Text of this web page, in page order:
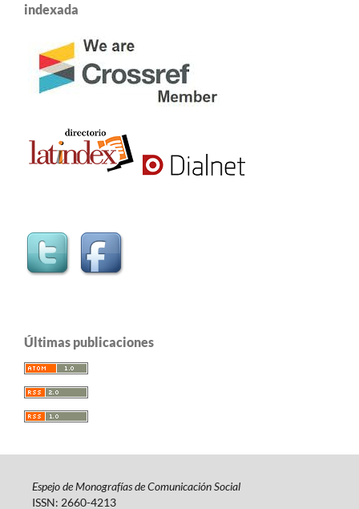
indexada
Últimas publicaciones
Espejo de Monografías de Comunicación Social
ISSN: 2660-4213